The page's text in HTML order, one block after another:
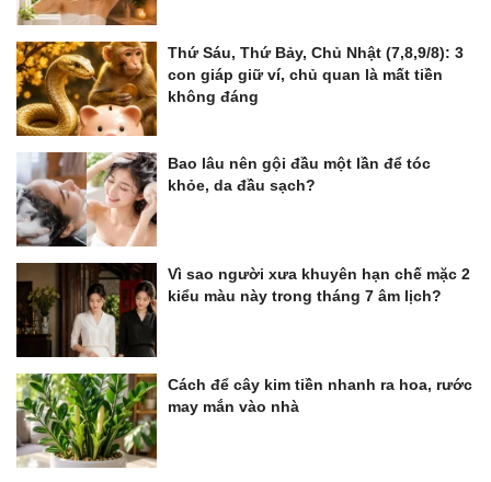
Thứ Sáu, Thứ Bảy, Chủ Nhật (7,8,9/8): 3
con giáp giữ ví, chủ quan là mất tiền
không đáng
Bao lâu nên gội đầu một lần để tóc
khỏe, da đầu sạch?
Vì sao người xưa khuyên hạn chế mặc 2
kiểu màu này trong tháng 7 âm lịch?
Cách để cây kim tiền nhanh ra hoa, rước
may mắn vào nhà